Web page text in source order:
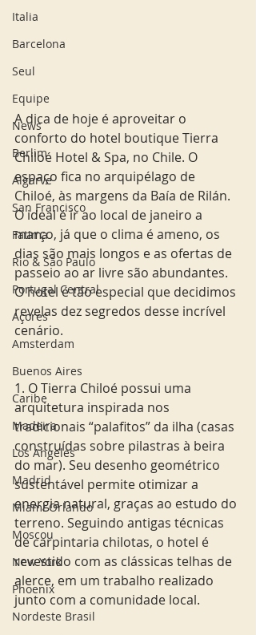
Italia
Barcelona
Seul
Equipe
News
Berlim
Algarve
San Francisco
Fatima
Rio & São Paulo
Portugal Central
Açores
Amsterdam
Buenos Aires
Caribe
Madeira
Los Angeles
Madrid
Miami Orlando
Moscou
New York
Phoenix
Nordeste Brasil
A dica de hoje é aproveitar o
conforto do hotel boutique Tierra
Chiloé Hotel & Spa, no Chile. O
espaço fica no arquipélago de
Chiloé, às margens da Baía de Rilán.
O ideal é ir ao local de janeiro a
março, já que o clima é ameno, os
dias são mais longos e as ofertas de
passeio ao ar livre são abundantes.
O hotel é tão especial que decidimos
revelas dez segredos desse incrível
cenário.
1. O Tierra Chiloé possui uma
arquitetura inspirada nos
tradicionais “palafitos” da ilha (casas
construídas sobre pilastras à beira
do mar). Seu desenho geométrico
sustentável permite otimizar a
energia natural, graças ao estudo do
terreno. Seguindo antigas técnicas
de carpintaria chilotas, o hotel é
revestido com as clássicas telhas de
alerce, em um trabalho realizado
junto com a comunidade local.